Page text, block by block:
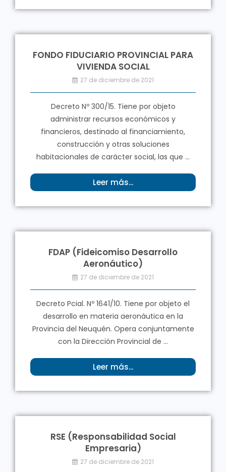
FONDO FIDUCIARIO PROVINCIAL PARA
VIVIENDA SOCIAL
27 de diciembre de 2021
Decreto Nº 300/15. Tiene por objeto
administrar recursos económicos y
financieros, destinado al financiamiento,
construcción y otras soluciones
habitacionales de carácter social, las que ...
Leer más...
FDAP (Fideicomiso Desarrollo
Aeronáutico)
27 de diciembre de 2021
Decreto Pcial. Nº 1641/10. Tiene por objeto el
desarrollo en materia aeronáutica en la
Provincia del Neuquén. Opera conjuntamente
con la Dirección Provincial de ...
Leer más...
RSE (Responsabilidad Social
Empresaria)
27 de diciembre de 2021